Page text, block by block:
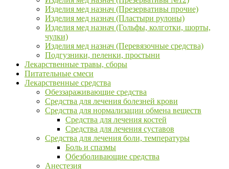
Изделия мед назнач (Презервативы прочие)
Изделия мед назнач (Пластыри рулоны)
Изделия мед назнач (Гольфы, колготки, шорты,
чулки)
Изделия мед назнач (Перевязочные средства)
Подгузники, пеленки, простыни
Лекарственные травы, сборы
Питательные смеси
Лекарственные средства
Обеззараживающие средства
Средства для лечения болезней крови
Средства для нормализации обмена веществ
Средства для лечения костей
Средства для лечения суставов
Средства для лечения боли, температуры
Боль и спазмы
Обезболивающие средства
Анестезия